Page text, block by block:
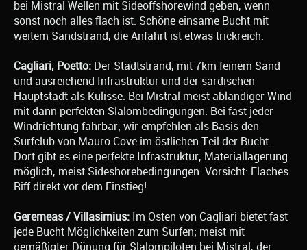
bei Mistral Wellen mit Sideoffshorewind geben, wenn
sonst noch alles flach ist. Schöne einsame Bucht mit
weitem Sandstrand, die Anfahrt ist etwas trickreich.
Cagliari, Poetto: Der Stadtstrand, mit 7km feinem Sand
und ausreichend Infrastruktur und der sardischen
Hauptstadt als Kulisse. Bei Mistral meist ablandiger Wind
mit dann perfekten Slalombedingungen. Bei fast jeder
Windrichtung fahrbar; wir empfehlen als Basis den
Surfclub von Mauro Cove im östlichen Teil der Bucht.
Dort gibt es eine perfekte Infrastruktur, Materiallagerung
möglich, meist Sideshorebedingungen. Vorsicht: Flaches
Riff direkt vor dem Einstieg!
Geremeas / Villasimius: Im Osten von Cagliari bietet fast
jede Bucht Möglichkeiten zum Surfen; meist mit
gemäßigter Dünung für Slalompiloten bei Mistral, der